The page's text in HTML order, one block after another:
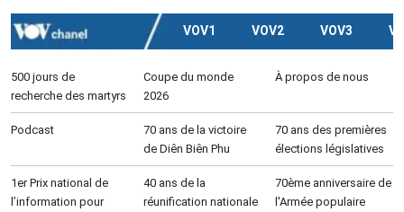
VOV1 VOV2 VOV3
500 jours de
recherche des martyrs
Coupe du monde
2026
À propos de nous
Podcast
70 ans de la victoire
de Diên Biên Phu
70 ans des premières
élections législatives
1er Prix national de
l’information pour
40 ans de la
réunification nationale
70ème anniversaire de
l'Armée populaire